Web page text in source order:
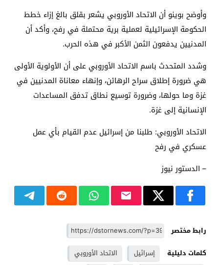
وأوضح بوينو أن الاتحاد الأوروبي يشعر بقلق بالغ إزاء خطط
الحكومة الإسرائيلية لعملية برية محتملة في رفح، وأكد أن
المدنيين يدفعون الثمن الأكبر في هذه الحرب.
وشدد المتحدث باسم الاتحاد الأوروبي على أن الأولوية الأولى
هي ضرورة إطلاق سراح الرهائن، وإنهاء معاناة المدنيين في
غزة وما حولها، وضرورة توسيع نطاق تدفق المساعدات
الإنسانية إلى غزة.
الاتحاد الأوروبي: طلبنا من إسرائيل عدم القيام بأي عمل
عسكري في رفح
– الدستور نيوز
رابط مختصر
كلمات دليلية
إسرائيل الاتحاد الأوروبي